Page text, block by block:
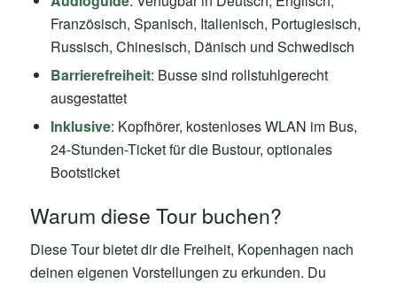
Französisch, Spanisch, Italienisch, Portugiesisch,
Russisch, Chinesisch, Dänisch und Schwedisch
Barrierefreiheit: Busse sind rollstuhlgerecht
ausgestattet
Inklusive: Kopfhörer, kostenloses WLAN im Bus,
24-Stunden-Ticket für die Bustour, optionales
Bootsticket
Warum diese Tour buchen?
Diese Tour bietet dir die Freiheit, Kopenhagen nach
deinen eigenen Vorstellungen zu erkunden. Du